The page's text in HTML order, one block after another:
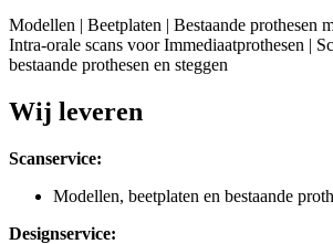
Modellen | Beetplaten | Bestaande prothesen
Intra-orale scans voor Immediaatprothesen |
bestaande prothesen en steggen
Wij leveren
Scanservice:
Modellen, beetplaten en bestaande
Designservice: